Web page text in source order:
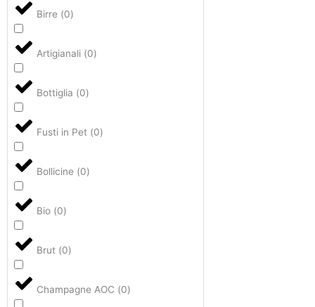
Birre (0)
Artigianali (0)
Bottiglia (0)
Fusti in Pet (0)
Bollicine (0)
Bio (0)
Brut (0)
Champagne AOC (0)